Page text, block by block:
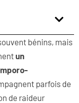
bénins, mais
un
parfois de
de raideur